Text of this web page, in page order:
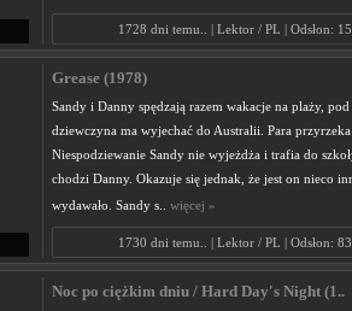
1728 dni temu.. | Lektor / PL | Odsłon:
Grease (1978)
Sandy i Danny spędzają razem wakacje na plaży,
dziewczyna ma wyjechać do Australii. Para przyrzeka
Niespodziewanie Sandy nie wyjeżdża i trafia do
chodzi Danny. Okazuje się jednak, że jest on nieco
wydawało. Sandy s.. więcej »
1730 dni temu.. | Lektor / PL | Odsłon:
Noc po ciężkim dniu / Hard Day's Night (1..